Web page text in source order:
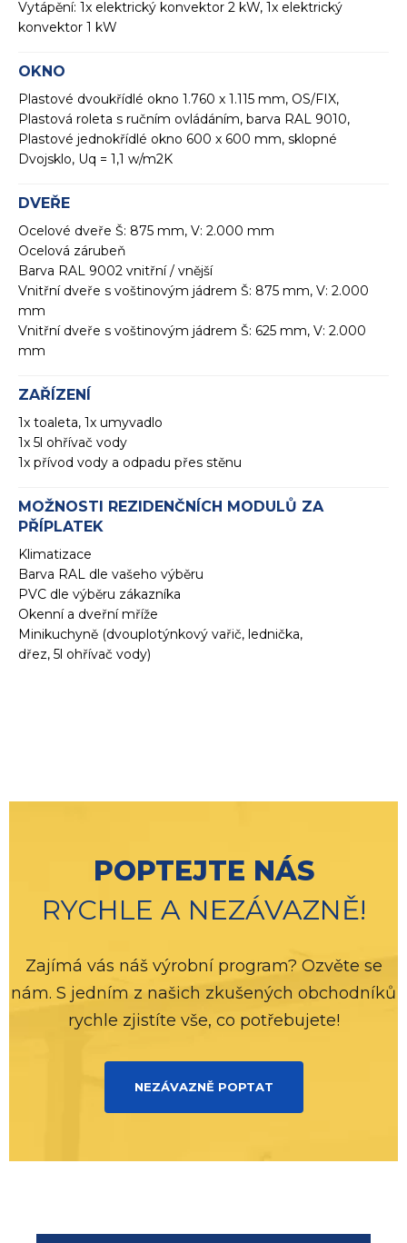
Vytápění: 1x elektrický konvektor 2 kW, 1x elektrický
konvektor 1 kW
OKNO
Plastové dvoukřídlé okno 1.760 x 1.115 mm, OS/FIX,
Plastová roleta s ručním ovládáním, barva RAL 9010,
Plastové jednokřídlé okno 600 x 600 mm, sklopné
Dvojsklo, Uq = 1,1 w/m2K
DVEŘE
Ocelové dveře Š: 875 mm, V: 2.000 mm
Ocelová zárubeň
Barva RAL 9002 vnitřní / vnější
Vnitřní dveře s voštinovým jádrem Š: 875 mm, V: 2.000
mm
Vnitřní dveře s voštinovým jádrem Š: 625 mm, V: 2.000
mm
ZAŘÍZENÍ
1x toaleta, 1x umyvadlo
1x 5l ohřívač vody
1x přívod vody a odpadu přes stěnu
MOŽNOSTI REZIDENČNÍCH MODULŮ ZA
PŘÍPLATEK
Klimatizace
Barva RAL dle vašeho výběru
PVC dle výběru zákazníka
Okenní a dveřní mříže
Minikuchyně (dvouplotýnkový vařič, lednička,
dřez, 5l ohřívač vody)
POPTEJTE NÁS
RYCHLE A NEZÁVAZNĚ!
Zajímá vás náš výrobní program? Ozvěte se
nám. S jedním z našich zkušených obchodníků
rychle zjistíte vše, co potřebujete!
NEZÁVAZNĚ POPTAT